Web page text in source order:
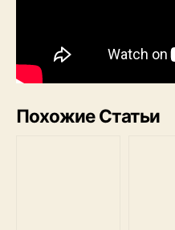
Похожие Статьи